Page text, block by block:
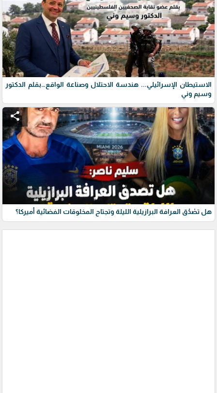
الاستيطان الإسرائيلي... هندسة الاحتلال وصناعة الواقع…بقلم الدكتور
وسيم وني
share
هل تصْدُق العرافة البرازيلية الليلة وتجتاح المخلوقات الفضائية أميركا؟